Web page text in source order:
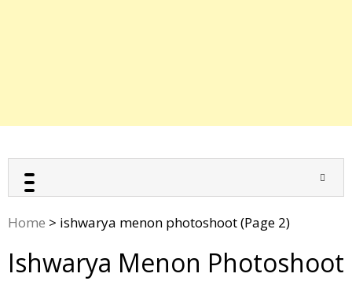
Home > ishwarya menon photoshoot(Page 2)
Ishwarya Menon Photoshoot